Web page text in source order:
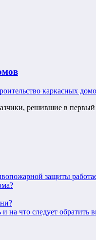
каркасных
решившие в
защиты
на что следует обратить